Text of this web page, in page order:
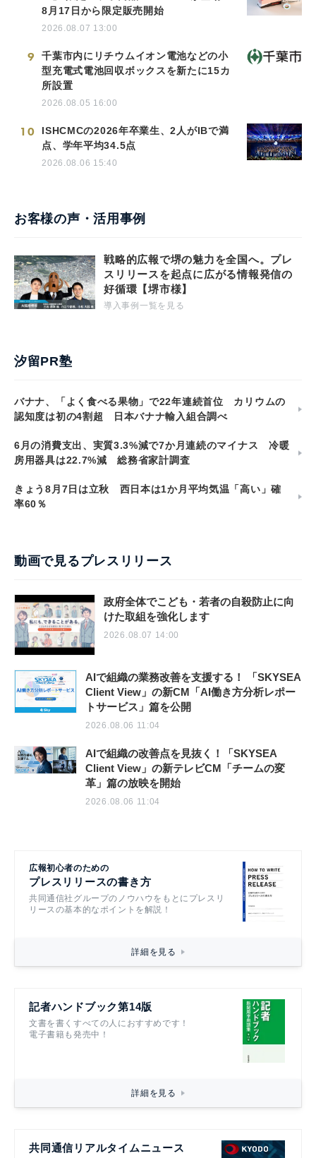
8月17日から限定販売開始
2026.08.07 13:00
9
千葉市内にリチウムイオン電池などの小
型充電式電池回収ボックスを新たに15カ
所設置
2026.08.05 16:00
10
ISHCMCの2026年卒業生、2人がIBで満
点、学年平均34.5点
2026.08.06 15:40
お客様の声・活用事例
戦略的広報で堺の魅力を全国へ。プレ
スリリースを起点に広がる情報発信の
好循環【堺市様】
導入事例一覧を見る
汐留PR塾
バナナ、「よく食べる果物」で22年連続首位 カリウムの
認知度は初の4割超 日本バナナ輸入組合調べ
6月の消費支出、実質3.3%減で7か月連続のマイナス 冷暖
房用器具は22.7%減 総務省家計調査
きょう8月7日は立秋 西日本は1か月平均気温「高い」確
率60％
動画で見るプレスリリース
政府全体でこども・若者の自殺防止に向
けた取組を強化します
2026.08.07 14:00
AIで組織の業務改善を支援する！ 「SKYSEA
Client View」の新CM「AI働き方分析レポー
トサービス」篇を公開
2026.08.06 11:04
AIで組織の改善点を見抜く！「SKYSEA
Client View」の新テレビCM「チームの変
革」篇の放映を開始
2026.08.06 11:04
広報初心者のための
プレスリリースの書き方
共同通信社グループのノウハウをもとにプレスリ
リースの基本的なポイントを解説！
詳細を見る
記者ハンドブック第14版
文書を書くすべての人におすすめです！
電子書籍も発売中！
詳細を見る
共同通信リアルタイムニュース